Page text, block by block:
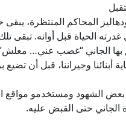
المحاكم المنتظرة،
الحياة قبل أوانه. تبقى
بها الجاني “غصب عني…
أبنائنا وجيراننا، قبل أن
بعض الشهود ومستخدمو
الجاني حتى القبض عليه.